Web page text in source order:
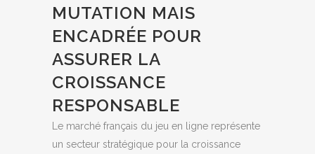
MUTATION MAIS
ENCADRÉE POUR
ASSURER LA
CROISSANCE
RESPONSABLE
Le marché français du jeu en ligne représente
un secteur stratégique pour la croissance